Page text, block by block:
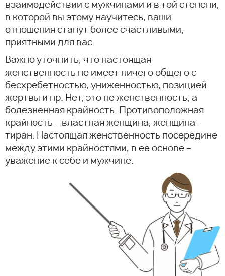
взаимодействии с мужчинами и в той степени,
в которой вы этому научитесь, ваши
отношения станут более счастливыми,
приятными для вас.
Важно уточнить, что настоящая
женственность не имеет ничего общего с
бесхребетностью, униженностью, позицией
жертвы и пр. Нет, это не женственность, а
болезненная крайность. Противоположная
крайность – властная женщина, женщина-
тиран. Настоящая женственность посередине
между этими крайностями, в ее основе –
уважение к себе и мужчине.